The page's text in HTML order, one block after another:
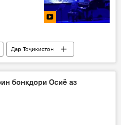
Дар Тоҷикистон
бонкдори Осиё аз